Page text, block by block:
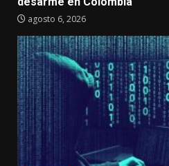
agosto 6, 2026